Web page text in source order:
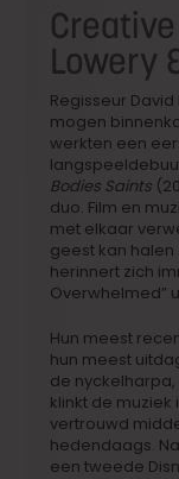
Lowery
Regisseur
mogen
werkten een
Bodies Saints
duo. Film en
met elkaar
geest kan
herinnert zich
Overwhelmed”
Hun meest
hun meest
de
klinkt de muziek
vertrouwd
hedendaags. Na
een tweede